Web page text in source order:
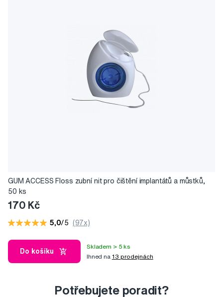
GUM ACCESS Floss zubní nit pro čištění implantátů a můstků,
50 ks
170 Kč
5,0/5 (97x)
Do košíku
Skladem > 5 ks
Ihned na 13 prodejnách
Potřebujete poradit?